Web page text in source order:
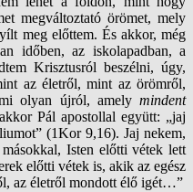
megváltoztató örömet, mely
meg előttem. És akkor, még
időben, az iskolapadban, a
Krisztusról beszélni, úgy,
az életről, mint az örömről,
olyan újról, amely mindent
Pál apostollal együtt: „jaj
(1Kor 9,16). Jaj nekem,
Isten előtti vétek lett
előtti vétek is, akik az egész
az életről mondott élő igét…”